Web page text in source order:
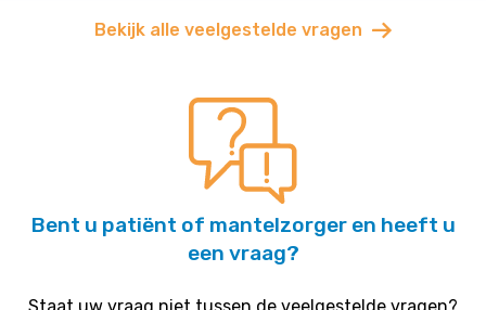
Bekijk alle veelgestelde vragen
Bent u patiënt of mantelzorger en heeft u
een vraag?
Staat uw vraag niet tussen de veelgestelde vragen?